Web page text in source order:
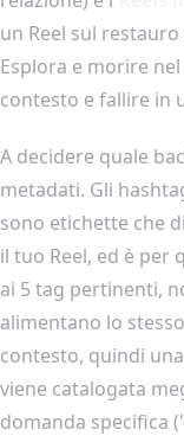
un Reel sul
Esplora e morire
contesto e fallire in
A decidere quale
metadati. Gli
sono etichette che
il tuo Reel, ed è per
ai 5 tag pertinenti,
alimentano lo
contesto, quindi
viene catalogata
domanda specifica